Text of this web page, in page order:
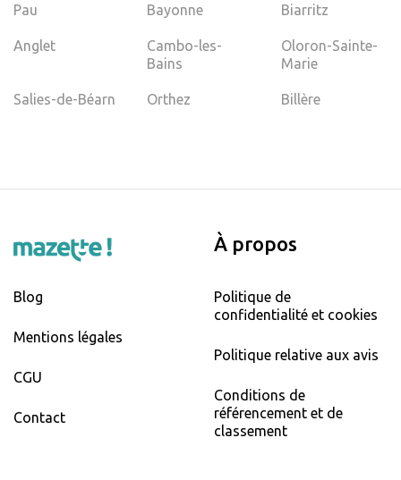
Pau Bayonne Biarritz
Anglet
Cambo-les-
Bains
Oloron-Sainte-
Marie
Salies-de-Béarn Orthez Billère
Blog
Mentions légales
CGU
Contact
À propos
Politique de
confidentialité et cookies
Politique relative aux avis
Conditions de
référencement et de
classement